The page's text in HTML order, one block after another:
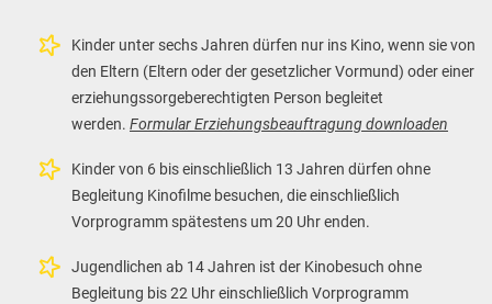
Kinder unter sechs Jahren dürfen nur ins Kino, wenn sie von
den Eltern (Eltern oder der gesetzlicher Vormund) oder einer
erziehungssorgeberechtigten Person begleitet
werden. Formular Erziehungsbeauftragung downloaden
Kinder von 6 bis einschließlich 13 Jahren dürfen ohne
Begleitung Kinofilme besuchen, die einschließlich
Vorprogramm spätestens um 20 Uhr enden.
Jugendlichen ab 14 Jahren ist der Kinobesuch ohne
Begleitung bis 22 Uhr einschließlich Vorprogramm